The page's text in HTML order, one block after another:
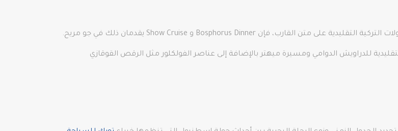
إذا كنت ترغب في رؤية القصور المضاءة بشكل فريد أثناء تذوق المأكولات التركية التقليدية على متن القارب، فإن Bosphorus Dinner و Show Cruise يقدمان ذلك في جو مريح.
للدراويش الدوامي ومسيرة ميهتر بالإضافة إلى عناصر الفولكلور مثل الرقص القوقازي